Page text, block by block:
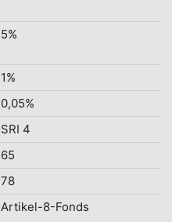
5%
1%
0,05%
SRI 4
65
78
Artikel-8-Fonds